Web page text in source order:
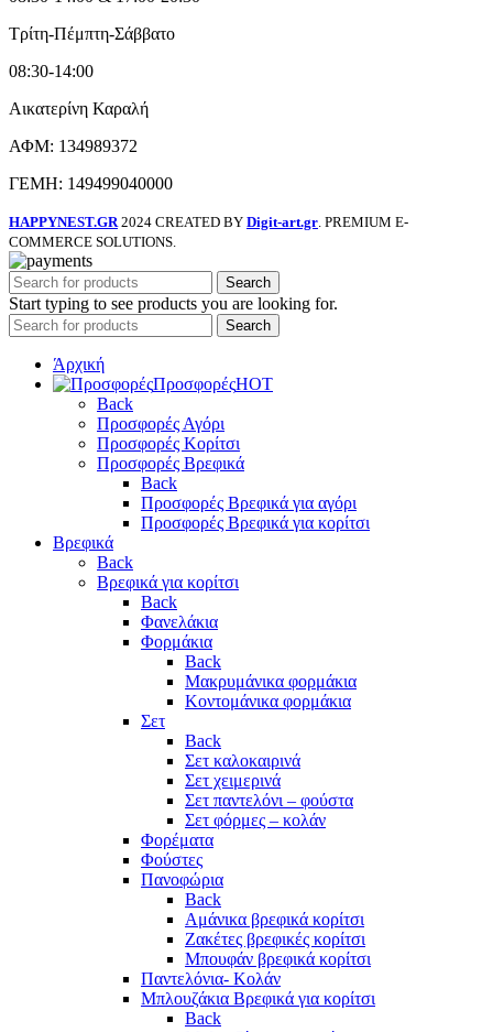
Τρίτη-Πέμπτη-Σάββατο
08:30-14:00
Αικατερίνη Καραλή
ΑΦΜ: 134989372
ΓΕΜΗ: 149499040000
HAPPYNEST.GR 2024 CREATED BY Digit-art.gr . PREMIUM E-
COMMERCE SOLUTIONS.
Search
Start typing to see products you are looking for.
Search
Άρχική
ΠροσφορέςHOT
Back
Προσφορές Αγόρι
Προσφορές Κορίτσι
Προσφορές Βρεφικά
Back
Προσφορές Βρεφικά για αγόρι
Προσφορές Βρεφικά για κορίτσι
Βρεφικά
Back
Βρεφικά για κορίτσι
Back
Φανελάκια
Φορμάκια
Back
Μακρυμάνικα φορμάκια
Κοντομάνικα φορμάκια
Σετ
Back
Σετ καλοκαιρινά
Σετ χειμερινά
Σετ παντελόνι – φούστα
Σετ φόρμες – κολάν
Φορέματα
Φούστες
Πανοφώρια
Back
Αμάνικα βρεφικά κορίτσι
Ζακέτες βρεφικές κορίτσι
Μπουφάν βρεφικά κορίτσι
Παντελόνια- Κολάν
Μπλουζάκια Βρεφικά για κορίτσι
Back